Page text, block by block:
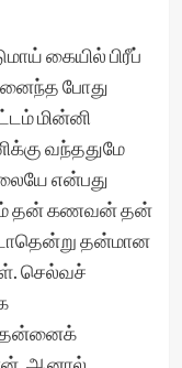
கையில் பிரீப்
போது
மின்னி
வந்ததுமே
என்பது
தன் கணவன் தன்
தன்மான
செல்வச்
தன்னைக்